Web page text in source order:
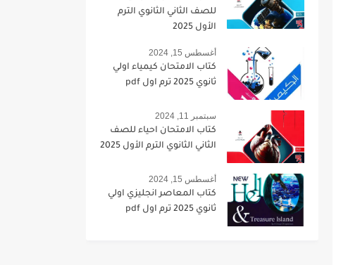
للصف الثاني الثانوي الترم
الأول 2025
أغسطس 15, 2024
كتاب الامتحان كيمياء اولي
ثانوي 2025 ترم اول pdf
سبتمبر 11, 2024
كتاب الامتحان احياء للصف
الثاني الثانوي الترم الأول 2025
أغسطس 15, 2024
كتاب المعاصر انجليزي اولي
ثانوي 2025 ترم اول pdf